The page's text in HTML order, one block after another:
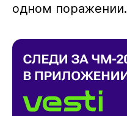
одном поражении.